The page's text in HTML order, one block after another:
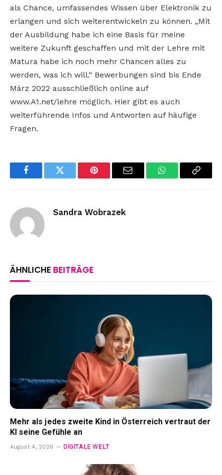
als Chance, umfassendes Wissen über Elektronik zu
erlangen und sich weiterentwickeln zu können. „Mit
der Ausbildung habe ich eine Basis für meine
weitere Zukunft geschaffen und mit der Lehre mit
Matura habe ich noch mehr Chancen alles zu
werden, was ich will.“ Bewerbungen sind bis Ende
März 2022 ausschließlich online auf
www.A1.net/lehre möglich. Hier gibt es auch
weiterführende Infos und Antworten auf häufige
Fragen.
FacebookTwitter Pinterest Email WhatsAppCopy
Sandra Wobrazek
ÄHNLICHE BEITRÄGE
Mehr als jedes zweite Kind in Österreich vertraut der
KI seine Gefühle an
August 4, 2026 DIGITALE WELT